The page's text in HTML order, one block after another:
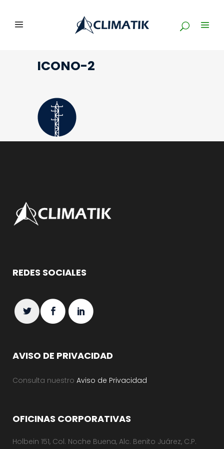
ICONO-2
REDES SOCIALES
AVISO DE PRIVACIDAD
Consulta nuestro Aviso de Privacidad
OFICINAS CORPORATIVAS
Holbein 151, Col. Noche Buena, Alc. Benito Juárez, C.P.